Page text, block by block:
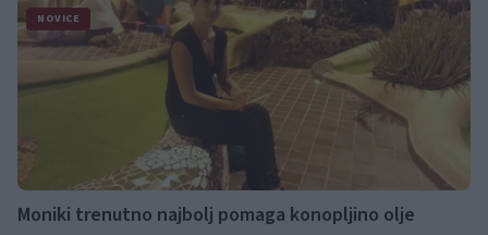
NOVICE
Moniki trenutno najbolj pomaga konopljino olje